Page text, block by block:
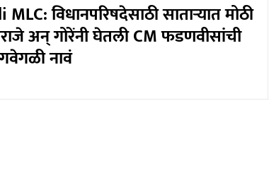
विधानपरिषदेसाठी साताऱ्यात मोठी
अन् गोरेंनी घेतली CM फडणवीसांची
नावं